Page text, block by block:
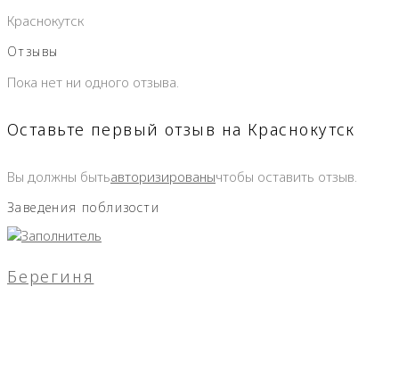
Краснокутск
Отзывы
Пока нет ни одного отзыва.
Оставьте первый отзыв на Краснокутск
Вы должны бытьавторизированычтобы оставить отзыв.
Заведения поблизости
Берегиня